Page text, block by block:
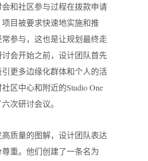
和社区参与过程在拨款申请
目被要求快速地实施和推
参与，这也是让规划最终走
会开始之前，设计团队首先
更多边缘化群体和个人的活
区中心和附近的Studio One
次研讨会议。
质量的图解，设计团队表达
重。他们创建了一条名为